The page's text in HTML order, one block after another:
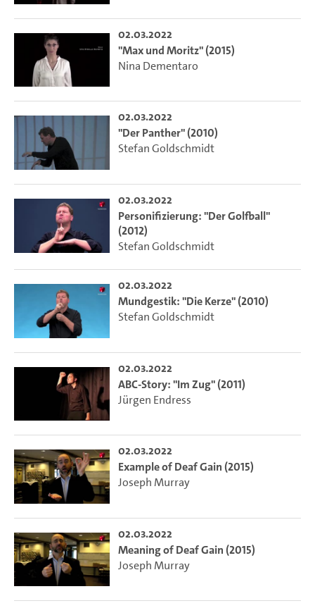
02.03.2022
"Max und Moritz" (2015)
Nina Dementaro
02.03.2022
"Der Panther" (2010)
Stefan Goldschmidt
02.03.2022
Personifizierung: "Der Golfball"
(2012)
Stefan Goldschmidt
02.03.2022
Mundgestik: "Die Kerze" (2010)
Stefan Goldschmidt
02.03.2022
ABC-Story: "Im Zug" (2011)
Jürgen Endress
02.03.2022
Example of Deaf Gain (2015)
Joseph Murray
02.03.2022
Meaning of Deaf Gain (2015)
Joseph Murray